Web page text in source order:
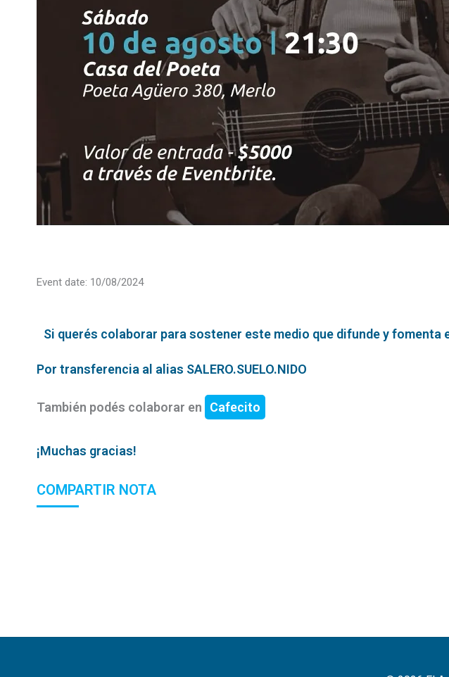
Event date: 10/08/2024
Si querés colaborar para sostener este medio que difunde y
Por transferencia al alias SALERO.SUELO.NIDO
También podés colaborar en Cafecito
¡Muchas gracias!
COMPARTIR NOTA